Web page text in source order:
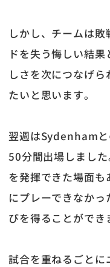
しかし、チームは
ドを失う悔しい結
しさを次につなげ
たいと思います。
翌週はSydenham
50分間出場しまし
を発揮できた場面も
にプレーできなか
びを得ることができ
試合を重ねるごと